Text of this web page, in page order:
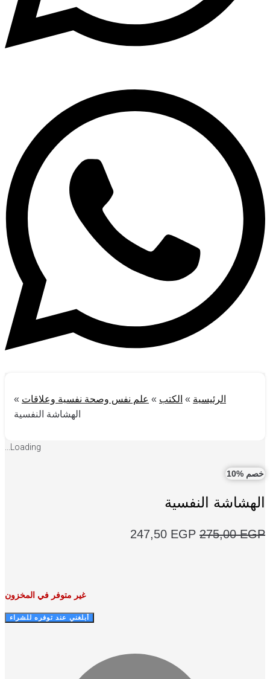
الرئيسية » الكتب » علم نفس وصحة نفسية وعلاقات »
الهشاشة النفسية
Loading...
خصم %10
الهشاشة النفسية
275,00EGP
السعر247,50 EGP
غير متوفر في المخزون